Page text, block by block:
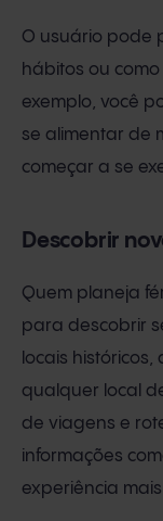
O usuário pode
hábitos ou
exemplo, você
se alimentar de
começar a se
Descobrir
Quem planeja
para descobrir
locais
qualquer local
de viagens e
informações
experiência